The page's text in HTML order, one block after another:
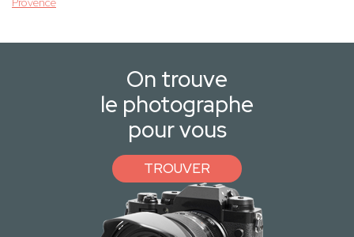
On trouve
le photographe
pour vous
TROUVER